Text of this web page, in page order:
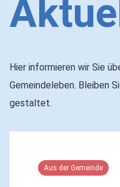
Hier informieren wir Sie
Gemeindeleben. Bleiben
gestaltet.
Aus der Gemeinde